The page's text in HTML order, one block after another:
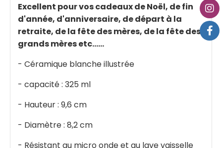
Excellent pour vos cadeaux de Noël, de fin
d'année, d'anniversaire, de départ à la
retraite, de la fête des mères, de la fête des
grands mères etc......
- Céramique blanche illustrée
- capacité : 325 ml
- Hauteur : 9,6 cm
- Diamètre : 8,2 cm
- Résistant au micro onde et au lave vaisselle